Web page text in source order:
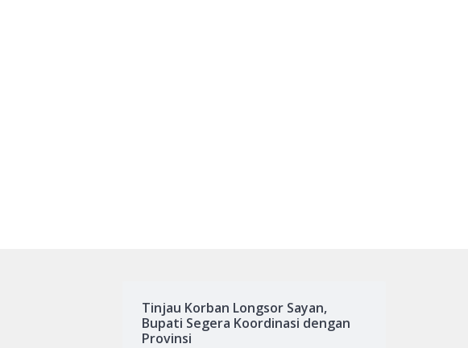
Tinjau Korban Longsor Sayan,
Bupati Segera Koordinasi dengan
Provinsi